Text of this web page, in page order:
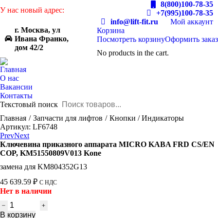
У нас новый адрес:
г. Москва, ул
Ивана Франко,
дом 42/2
8(800)100-78-35
+7(995)100-78-35
info@lift-fit.ru
Мой аккаунт
Корзина
Посмотреть корзинуОформить заказ
No products in the cart.
Главная
О нас
Вакансии
Контакты
Текстовый поиск
You are here:
Главная Запчасти для лифтов
Кнопки / Индикаторы
Артикул: LF6748
PrevNext
Ключевина приказного аппарата MICRO KABA FRD CS/EN
COP, KM51550809V013 Kone
замена для KM804352G13
45 639.59 ₽ С НДС
Нет в наличии
Количество
товара
В корзину